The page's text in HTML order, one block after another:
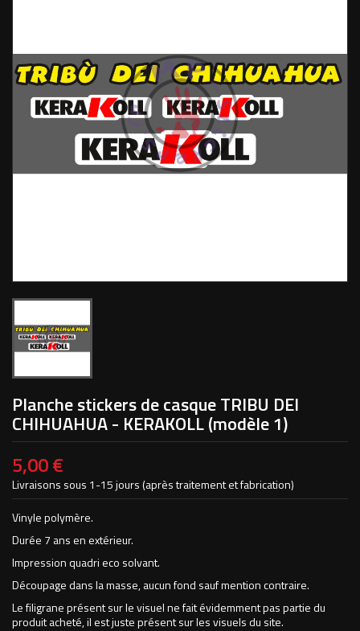
Planche stickers de casque TRIBU DEI
CHIHUAHUA - KERAKOLL (modèle 1)
5,00 €
Livraisons sous 1-15 jours (après traitement et fabrication)
Vinyle polymère.
Durée 7 ans en extérieur.
Impression quadri eco solvant.
Découpage dans la masse, aucun fond sauf mention contraire.
Le filigrane présent sur le visuel ne fait évidemment pas partie du
produit acheté, il est juste présent sur les visuels du site.